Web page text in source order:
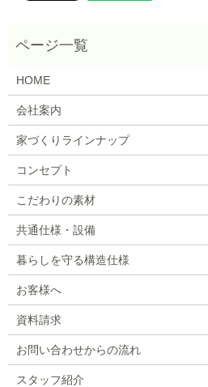
HOME
会社案内
家づくりラインナップ
コンセプト
こだわりの素材
共通仕様・設備
暮らしを守る構造仕様
お客様へ
資料請求
お問い合わせからの流れ
スタッフ紹介